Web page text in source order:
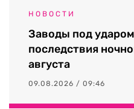
НОВОСТИ
Заводы под
последствия
августа
09.08.2026 / 09:46